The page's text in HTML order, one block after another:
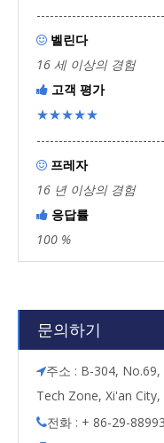
 벨린다
16 세 이상의 경험
 고객 평가
★★★★★
 프레자
16 년 이상의 경험
 응답률
100 %
문의하기
주소 : B-304, No.69,
Tech Zone, Xi'an City,
전화 : + 86-29-